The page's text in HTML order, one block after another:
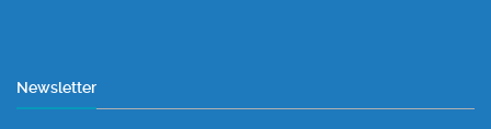
Newsletter